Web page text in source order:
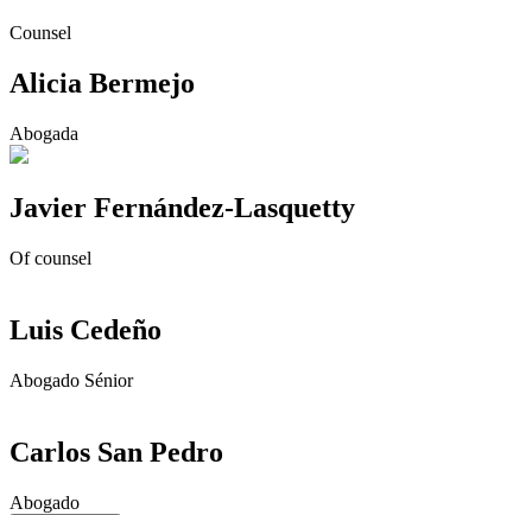
Counsel
Alicia Bermejo
Abogada
Javier Fernández-Lasquetty
Of counsel
Luis Cedeño
Abogado Sénior
Carlos San Pedro
Abogado